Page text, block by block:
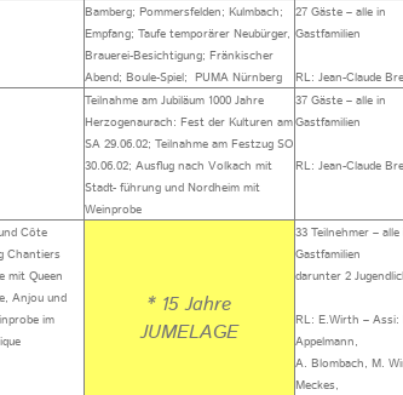
Bamberg; Pommersfelden; Kulmbach;
Empfang; Taufe temporärer Neubürger,
Brauerei-Besichtigung; Fränkischer
Abend; Boule-Spiel; PUMA Nürnberg
27 Gäste – alle in
Gastfamilien
RL: Jean-Claude
Teilnahme am Jubiläum 1000 Jahre
Herzogenaurach: Fest der Kulturen am
SA 29.06.02; Teilnahme am Festzug SO
30.06.02; Ausflug nach Volkach mit
Stadt- führung und Nordheim mit
Weinprobe
37 Gäste – alle in
Gastfamilien
RL: Jean-Claude
Côte
Chantiers
mit Queen
Anjou und
im
* 15 Jahre
JUMELAGE
33 Teilnehmer – alle
Gastfamilien
darunter 2
RL: E.Wirth – Assi:
Appelmann,
A. Blombach, M.
Meckes,